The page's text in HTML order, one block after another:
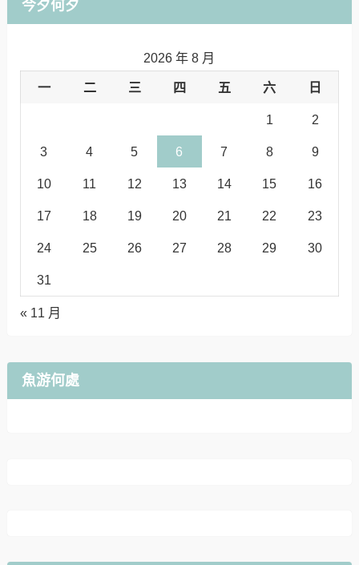
今夕何夕
2026 年 8 月
一 二 三 四 五 六 日
1 2
3 4 5 6 7 8 9
10 11 12 13 14 15 16
17 18 19 20 21 22 23
24 25 26 27 28 29 30
31
« 11 月
魚游何處